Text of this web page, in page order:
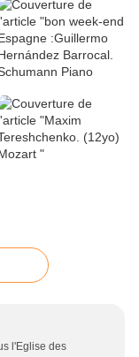
l'Eglise des